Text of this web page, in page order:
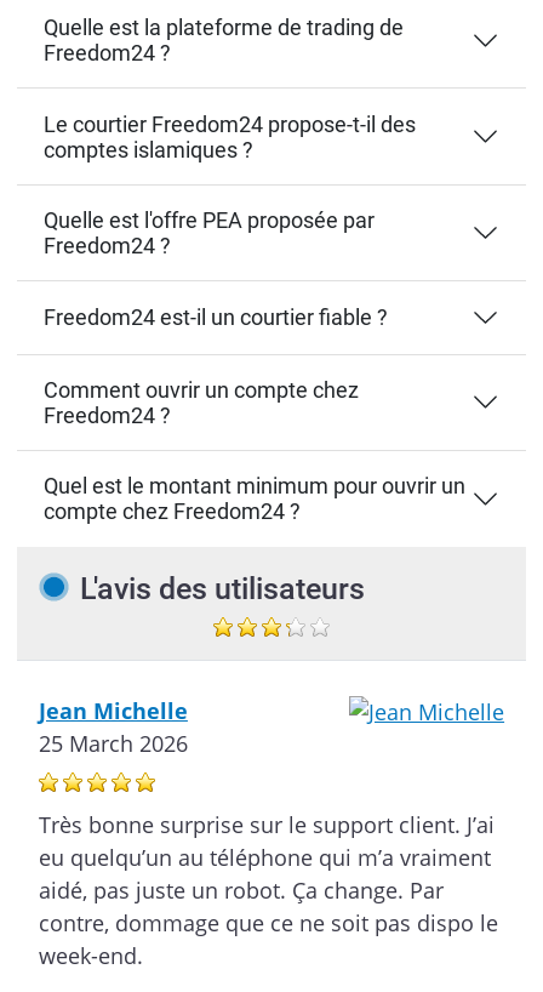
Quelle est la plateforme de trading de
Freedom24 ?
Le courtier Freedom24 propose-t-il des
comptes islamiques ?
Quelle est l'offre PEA proposée par
Freedom24 ?
Freedom24 est-il un courtier fiable ?
Comment ouvrir un compte chez
Freedom24 ?
Quel est le montant minimum pour ouvrir un
compte chez Freedom24 ?
L'avis des utilisateurs
Jean Michelle
25 March 2026
Très bonne surprise sur le support client. J’ai
eu quelqu’un au téléphone qui m’a vraiment
aidé, pas juste un robot. Ça change. Par
contre, dommage que ce ne soit pas dispo le
week-end.